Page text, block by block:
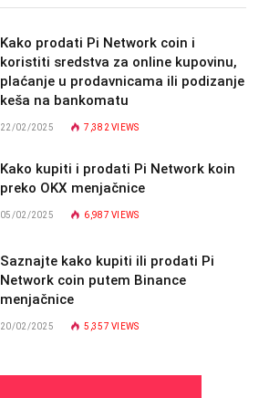
Kako prodati Pi Network coin i
koristiti sredstva za online kupovinu,
plaćanje u prodavnicama ili podizanje
keša na bankomatu
22/02/2025 7,382VIEWS
Kako kupiti i prodati Pi Network koin
preko OKX menjačnice
05/02/2025 6,987VIEWS
Saznajte kako kupiti ili prodati Pi
Network coin putem Binance
menjačnice
20/02/2025 5,357VIEWS